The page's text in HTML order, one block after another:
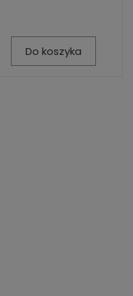
Do koszyka